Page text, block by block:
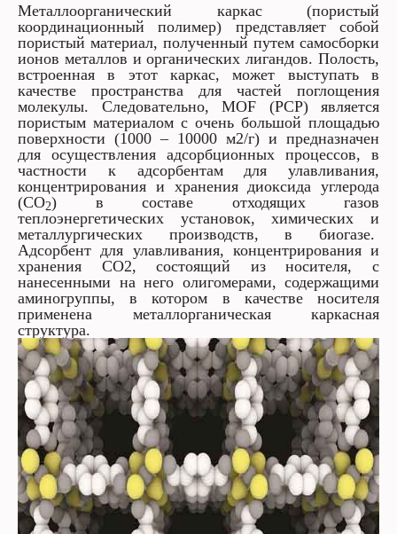
Металлоорганический каркас (пористый
координационный полимер) представляет собой
пористый материал, полученный путем самосборки
ионов металлов и органических лигандов. Полость,
встроенная в этот каркас, может выступать в
качестве пространства для частей поглощения
молекулы. Следовательно, MOF (PCP) является
пористым материалом с очень большой площадью
поверхности (1000 – 10000 м2/г) и предназначен
для осуществления адсорбционных процессов, в
частности к адсорбентам для улавливания,
концентрирования и хранения диоксида углерода
(CO2) в составе отходящих газов
теплоэнергетических установок, химических и
металлургических производств, в биогазе.
Адсорбент для улавливания, концентрирования и
хранения CO2, состоящий из носителя, с
нанесенными на него олигомерами, содержащими
аминогруппы, в котором в качестве носителя
применена металлорганическая каркасная
структура.